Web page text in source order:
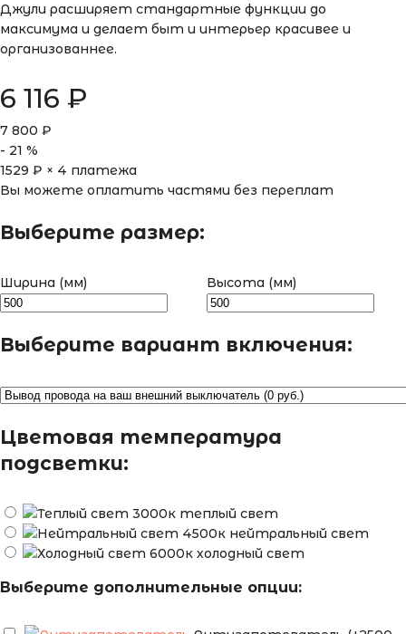
Джули расширяет стандартные функции до
максимума и делает быт и интерьер красивее и
организованнее.
6 116 ₽
7 800 ₽
- 21 %
1529 ₽ × 4 платежа
Вы можете оплатить частями без переплат
Выберите размер:
Ширина (мм) Высота (мм)
Выберите вариант включения:
Цветовая температура
подсветки:
теплый свет
нейтральный свет
холодный свет
Выберите дополнительные опции: